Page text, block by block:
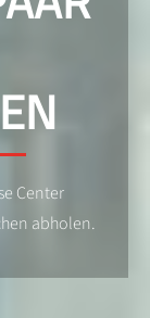
Center
abholen.